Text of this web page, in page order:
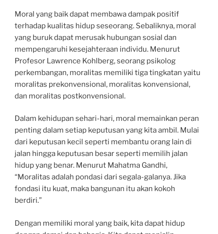
Moral yang baik dapat membawa dampak positif
terhadap kualitas hidup seseorang. Sebaliknya, moral
yang buruk dapat merusak hubungan sosial dan
mempengaruhi kesejahteraan individu. Menurut
Profesor Lawrence Kohlberg, seorang psikolog
perkembangan, moralitas memiliki tiga tingkatan yaitu
moralitas prekonvensional, moralitas konvensional,
dan moralitas postkonvensional.
Dalam kehidupan sehari-hari, moral memainkan peran
penting dalam setiap keputusan yang kita ambil. Mulai
dari keputusan kecil seperti membantu orang lain di
jalan hingga keputusan besar seperti memilih jalan
hidup yang benar. Menurut Mahatma Gandhi,
“Moralitas adalah pondasi dari segala-galanya. Jika
fondasi itu kuat, maka bangunan itu akan kokoh
berdiri.”
Dengan memiliki moral yang baik, kita dapat hidup